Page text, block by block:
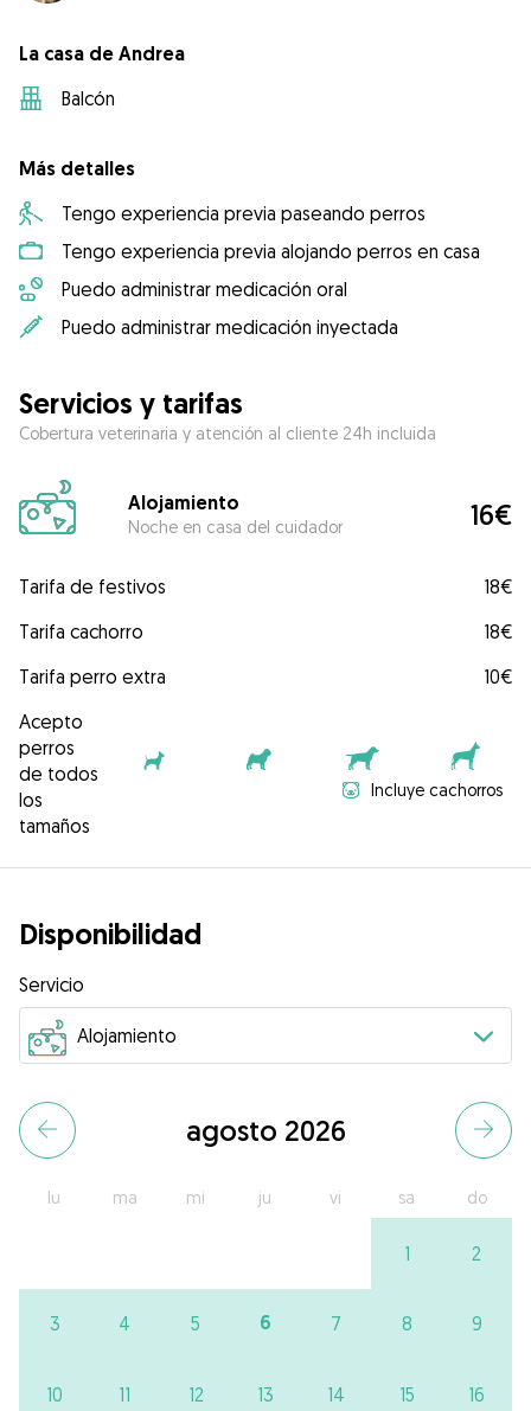
La casa de Andrea
Balcón
Más detalles
Tengo experiencia previa paseando perros
Tengo experiencia previa alojando perros en casa
Puedo administrar medicación oral
Puedo administrar medicación inyectada
Servicios y tarifas
Cobertura veterinaria y atención al cliente 24h incluida
Alojamiento
Noche en casa del cuidador 16€
Tarifa de festivos
18€
Tarifa cachorro
18€
Tarifa perro extra
10€
Acepto
perros
de todos
los
tamaños
Incluye cachorros
Disponibilidad
Servicio
agosto 2026
lu ma mi ju vi sa do
1 2
3 4 5 6 7 8 9
10 11 12 13 14 15 16